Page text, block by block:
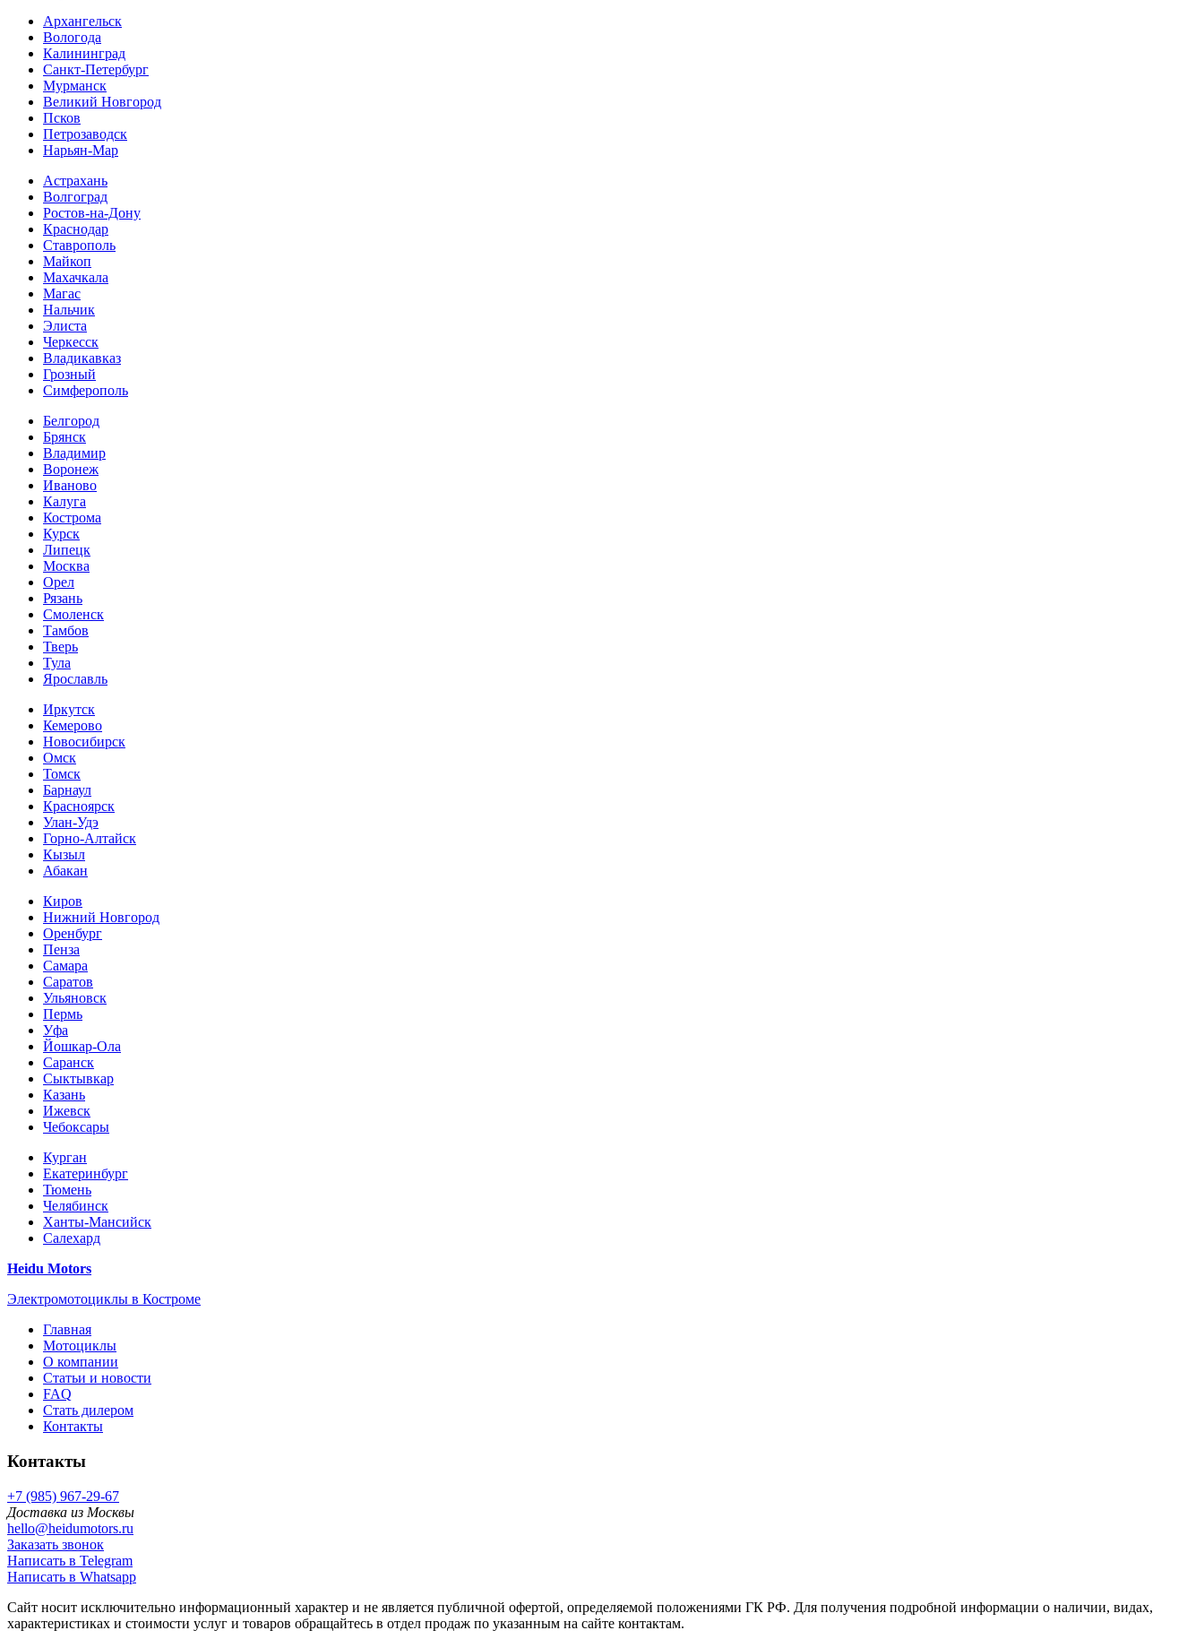
Архангельск
Вологода
Калининград
Санкт-Петербург
Мурманск
Великий Новгород
Псков
Петрозаводск
Нарьян-Мар
Астрахань
Волгоград
Ростов-на-Дону
Краснодар
Ставрополь
Майкоп
Махачкала
Магас
Нальчик
Элиста
Черкесск
Владикавказ
Грозный
Симферополь
Белгород
Брянск
Владимир
Воронеж
Иваново
Калуга
Кострома
Курск
Липецк
Москва
Орел
Рязань
Смоленск
Тамбов
Тверь
Тула
Ярославль
Иркутск
Кемерово
Новосибирск
Омск
Томск
Барнаул
Красноярск
Улан-Удэ
Горно-Алтайск
Кызыл
Абакан
Киров
Нижний Новгород
Оренбург
Пенза
Самара
Саратов
Ульяновск
Пермь
Уфа
Йошкар-Ола
Саранск
Сыктывкар
Казань
Ижевск
Чебоксары
Курган
Екатеринбург
Тюмень
Челябинск
Ханты-Мансийск
Салехард
Heidu Motors
Электромотоциклы в Костроме
Главная
Мотоциклы
О компании
Статьи и новости
FAQ
Стать дилером
Контакты
Контакты
+7 (985) 967-29-67
Доставка из Москвы
hello@heidumotors.ru
Заказать звонок
Написать в Telegram
Написать в Whatsapp
Сайт носит исключительно информационный характер и не является публичной офертой, определяемой положениями ГК РФ. Для получения подробной информации о наличии, видах,
характеристиках и стоимости услуг и товаров обращайтесь в отдел продаж по указанным на сайте контактам.